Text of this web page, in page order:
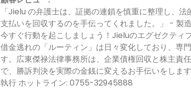
「Jielu の弁護士は、証拠の連鎖を慎重に整理し、
支払いを回収するのを手伝ってくれました。」 - 製
今すぐ行動を起こしましょう！Jieluのエグゼクティ
借金逃れの「ルーティン」は日々変化しており、専
す。広東傑禄法律事務所は、企業債権回収と株主責
で、勝訴判決を実際の金銭に変えるお手伝いをします
執行 ホットライン: 0755-32945888